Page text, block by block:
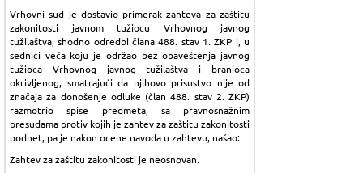
Vrhovni sud je dostavio primerak zahteva za zaštitu
zakonitosti javnom tužiocu Vrhovnog javnog
tužilaštva, shodno odredbi člana 488. stav 1. ZKP i, u
sednici veća koju je održao bez obaveštenja javnog
tužioca Vrhovnog javnog tužilaštva i branioca
okrivljenog, smatrajući da njihovo prisustvo nije od
značaja za donošenje odluke (član 488. stav 2. ZKP)
razmotrio spise predmeta, sa pravnosnažnim
presudama protiv kojih je zahtev za zaštitu zakonitosti
podnet, pa je nakon ocene navoda u zahtevu, našao:
Zahtev za zaštitu zakonitosti je neosnovan.